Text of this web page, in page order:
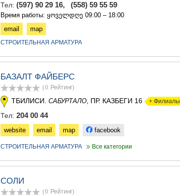
Тел: (597) 90 29 16, (558) 59 55 59
Время работы: ყოველდღე 09:00 – 18:00
email
map
СТРОИТЕЛЬНАЯ АРМАТУРА
БАЗАЛТ ФАЙБЕРС
(0 Рейтинг)
ТБИЛИСИ. САБУРТАЛО , ПР. КАЗБЕГИ 16 + Филиалы
Тел: 204 00 44
website email map facebook
СТРОИТЕЛЬНАЯ АРМАТУРА Все категории
СОЛИ
(0 Рейтинг)